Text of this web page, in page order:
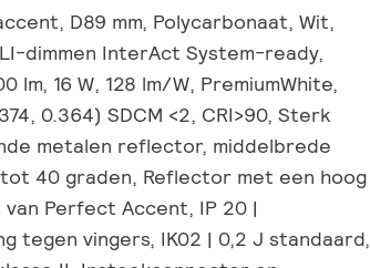
D89 mm, Polycarbonaat, Wit,
dimmen InterAct System-ready,
lm, 16 W, 128 lm/W, PremiumWhite,
0.364) SDCM <2, CRI>90, Sterk
metalen reflector, middelbrede
40 graden, Reflector met een hoog
Perfect Accent, IP 20 |
tegen vingers, IK02 | 0,2 J standaard,